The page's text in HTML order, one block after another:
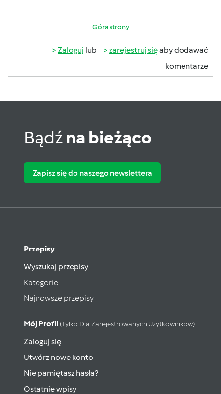
Góra strony
Zaloguj lub zarejestruj sięaby dodawać
komentarze
Bądźna bieżąco
Zapisz się do naszego newslettera
Przepisy
Wyszukaj przepisy
Kategorie
Najnowsze przepisy
Mój Profil (tylko Dla Zarejestrowanych Użytkowników)
Zaloguj się
Utwórz nowe konto
Nie pamiętasz hasła?
Ostatnie wpisy